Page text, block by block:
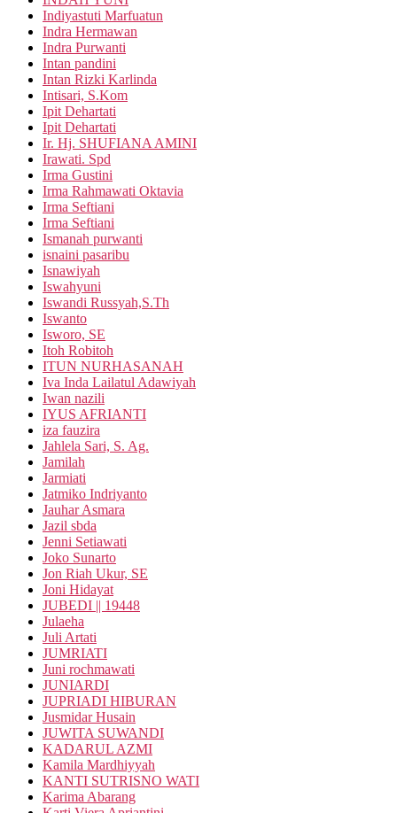
Indiyastuti Marfuatun
Indra Hermawan
Indra Purwanti
Intan pandini
Intan Rizki Karlinda
Intisari, S.Kom
Ipit Dehartati
Ipit Dehartati
Ir. Hj. SHUFIANA AMINI
Irawati. Spd
Irma Gustini
Irma Rahmawati Oktavia
Irma Seftiani
Irma Seftiani
Ismanah purwanti
isnaini pasaribu
Isnawiyah
Iswahyuni
Iswandi Russyah,S.Th
Iswanto
Isworo, SE
Itoh Robitoh
ITUN NURHASANAH
Iva Inda Lailatul Adawiyah
Iwan nazili
IYUS AFRIANTI
iza fauzira
Jahlela Sari, S. Ag.
Jamilah
Jarmiati
Jatmiko Indriyanto
Jauhar Asmara
Jazil sbda
Jenni Setiawati
Joko Sunarto
Jon Riah Ukur, SE
Joni Hidayat
JUBEDI || 19448
Julaeha
Juli Artati
JUMRIATI
Juni rochmawati
JUNIARDI
JUPRIADI HIBURAN
Jusmidar Husain
JUWITA SUWANDI
KADARUL AZMI
Kamila Mardhiyyah
KANTI SUTRISNO WATI
Karima Abarang